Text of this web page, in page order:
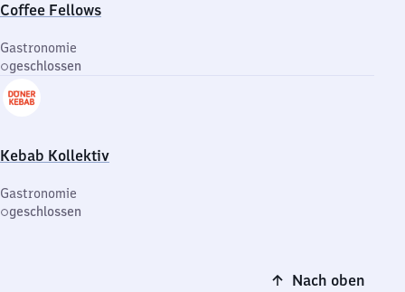
Coffee Fellows
Gastronomie
geschlossen
Kebab Kollektiv
Gastronomie
geschlossen
Nach oben